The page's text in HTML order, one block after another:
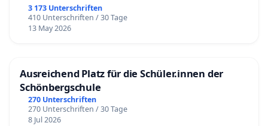
3 173 Unterschriften
410 Unterschriften / 30 Tage
13 May 2026
Ausreichend Platz für die Schüler.innen der
Schönbergschule
270 Unterschriften
270 Unterschriften / 30 Tage
8 Jul 2026